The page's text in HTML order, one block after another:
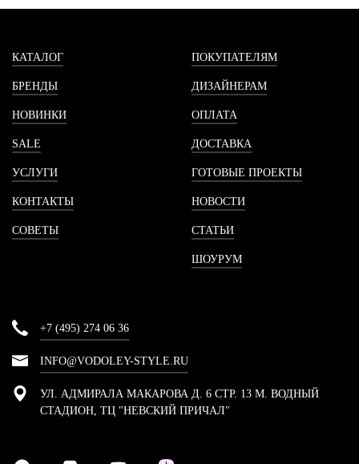
КАТАЛОГ
БРЕНДЫ
НОВИНКИ
SALE
УСЛУГИ
КОНТАКТЫ
СОВЕТЫ
ПОКУПАТЕЛЯМ
ДИЗАЙНЕРАМ
ОПЛАТА
ДОСТАВКА
ГОТОВЫЕ ПРОЕКТЫ
НОВОСТИ
СТАТЬИ
ШОУРУМ
+7 (495) 274 06 36
INFO@VODOLEY-STYLE.RU
УЛ. АДМИРАЛА МАКАРОВА Д. 6 СТР. 13 М. ВОДНЫЙ
СТАДИОН, ТЦ "НЕВСКИЙ ПРИЧАЛ"